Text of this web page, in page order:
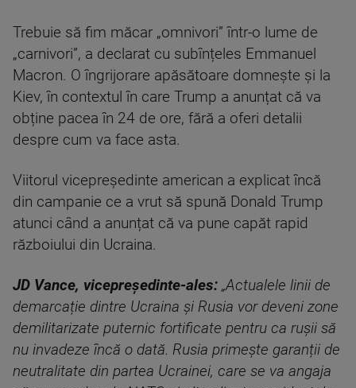
Trebuie să fim măcar „omnivori” într-o lume de
„carnivori”, a declarat cu subînțeles Emmanuel
Macron. O îngrijorare apăsătoare domnește și la
Kiev, în contextul în care Trump a anunțat că va
obține pacea în 24 de ore, fără a oferi detalii
despre cum va face asta.
Viitorul vicepreședinte american a explicat încă
din campanie ce a vrut să spună Donald Trump
atunci când a anunțat că va pune capăt rapid
războiului din Ucraina.
JD Vance, vicepreședinte-ales: „Actualele linii de
demarcație dintre Ucraina și Rusia vor deveni zone
demilitarizate puternic fortificate pentru ca rușii să
nu invadeze încă o dată. Rusia primește garanții de
neutralitate din partea Ucrainei, care se va angaja